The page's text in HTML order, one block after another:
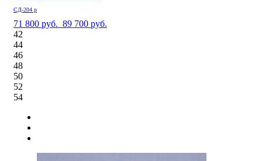
СД-204 р
71 800 руб. 89 700 руб.
42
44
46
48
50
52
54